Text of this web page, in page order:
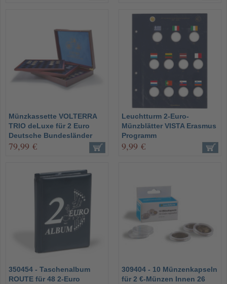
Münzkassette VOLTERRA
TRIO deLuxe für 2 Euro
Deutsche Bundesländer
79,99 €
Leuchtturm 2-Euro-
Münzblätter VISTA Erasmus
Programm
9,99 €
350454 - Taschenalbum
ROUTE für 48 2-Euro
309404 - 10 Münzenkapseln
für 2 €-Münzen Innen 26